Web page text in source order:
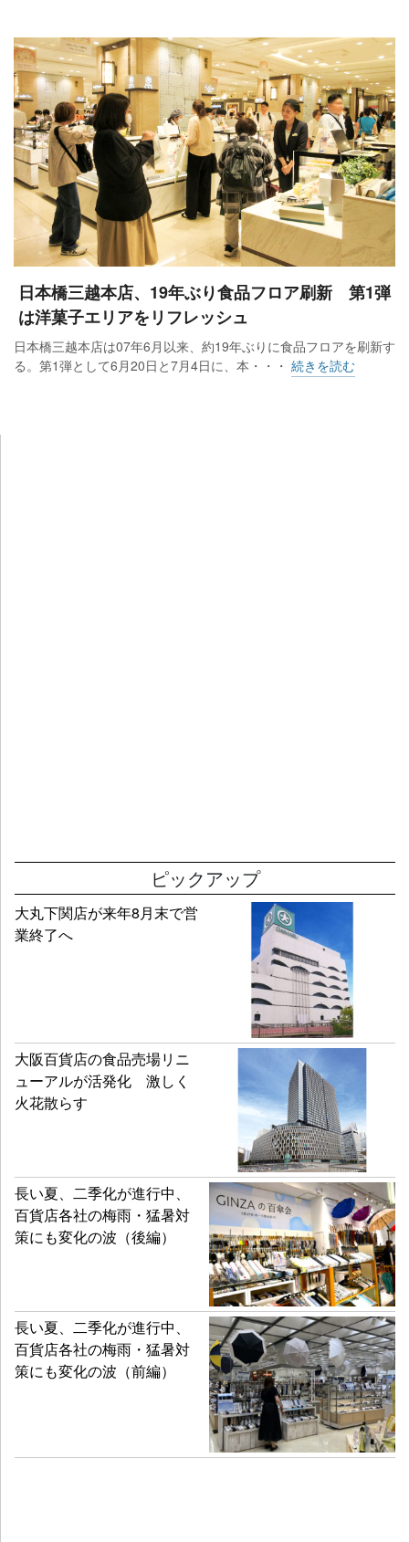
日本橋三越本店、19年ぶり食品フロア刷新 第1弾
は洋菓子エリアをリフレッシュ
日本橋三越本店は07年6月以来、約19年ぶりに食品フロアを刷新す
る。第1弾として6月20日と7月4日に、本・・・ 続きを読む
ピックアップ
大丸下関店が来年8月末で営
業終了へ
大阪百貨店の食品売場リニ
ューアルが活発化 激しく
火花散らす
長い夏、二季化が進行中、
百貨店各社の梅雨・猛暑対
策にも変化の波（後編）
長い夏、二季化が進行中、
百貨店各社の梅雨・猛暑対
策にも変化の波（前編）